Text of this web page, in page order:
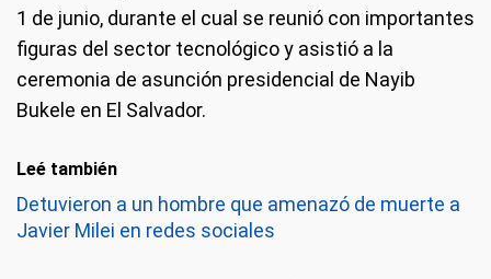
1 de junio, durante el cual se reunió con importantes
figuras del sector tecnológico y asistió a la
ceremonia de asunción presidencial de Nayib
Bukele en El Salvador.
Leé también
Detuvieron a un hombre que amenazó de muerte a
Javier Milei en redes sociales